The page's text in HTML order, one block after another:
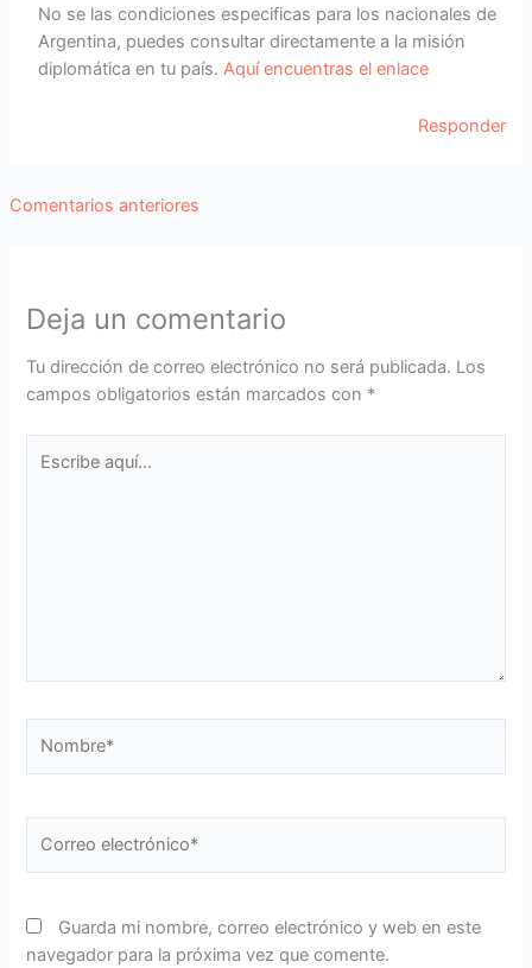
No se las condiciones especificas para los nacionales de
Argentina, puedes consultar directamente a la misión
diplomática en tu país.Aquí encuentras el enlace
Responder
Comentarios
Comentarios anteriores
Deja un comentario
Tu dirección de correo electrónico no será publicada. Los
campos obligatorios están marcados con *
aquí...
electrónico*
Guarda mi nombre, correo electrónico y web en este
navegador para la próxima vez que comente.